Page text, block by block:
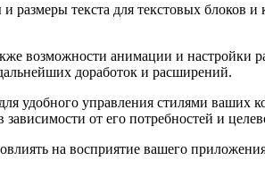
текста для текстовых блоков
возможности анимации и настройки
доработок и расширений.
удобного управления стилями ваших
от его потребностей и
на восприятие вашего